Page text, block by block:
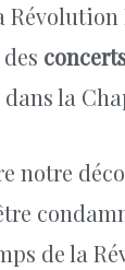
la
notre
de la